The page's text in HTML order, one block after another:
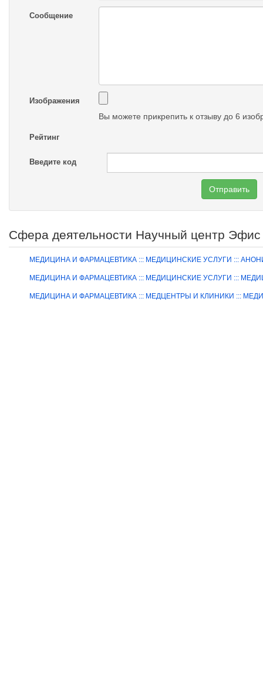
Сообщение
Изображения
Вы можете прикрепить к отзыву до 6
Рейтинг
Введите код
Отправить
Сфера деятельности Научный центр Эфис
МЕДИЦИНА И ФАРМАЦЕВТИКА ::: МЕДИЦИНСКИЕ УСЛУГИ :::
МЕДИЦИНА И ФАРМАЦЕВТИКА ::: МЕДИЦИНСКИЕ УСЛУГИ :::
МЕДИЦИНА И ФАРМАЦЕВТИКА ::: МЕДЦЕНТРЫ И КЛИНИКИ :::